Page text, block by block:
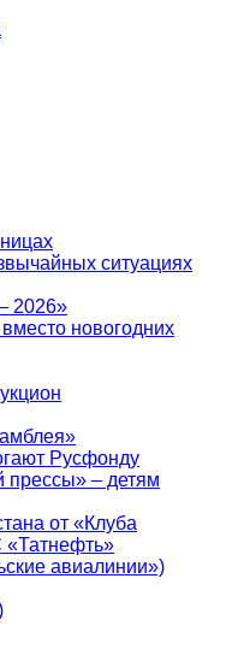
ситуациях
2026»
новогодних
Русфонду
прессы» – детям
от «Клуба
«Татнефть»
авиалинии»)